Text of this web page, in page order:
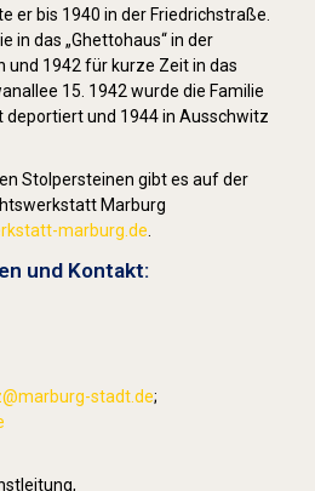
er bis 1940 in der Friedrichstraße.
in das „Ghettohaus“ in der
und 1942 für kurze Zeit in das
15. 1942 wurde die Familie
deportiert und 1944 in Ausschwitz
Stolpersteinen gibt es auf der
Marburg
marburg.de
und Kontakt:
@marburg-stadt.de;